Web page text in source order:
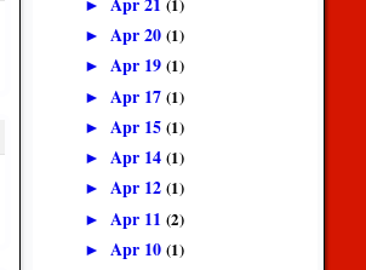
►
► Apr 20(1)
►Apr 19(1)
► Apr 17(1)
► Apr 15(1)
► Apr 14(1)
►Apr 12(1)
► Apr 11(2)
► Apr 10(1)